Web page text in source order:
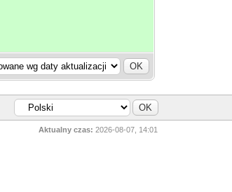
Aktualny czas: 2026-08-07, 14:01